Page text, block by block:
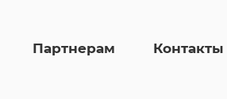
Партнерам Контакты